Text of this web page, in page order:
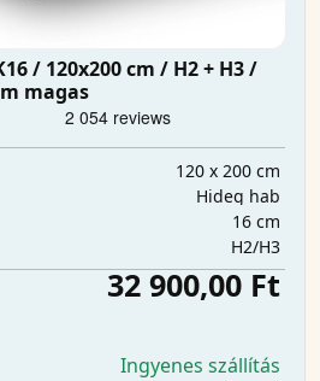
/ 120x200 cm / H2 + H3 /
magas
120 x 200 cm
Hideg hab
16 cm
H2/H3
32 900,00 Ft
Ingyenes szállítás